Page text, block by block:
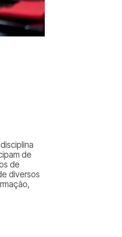
de
de
diversos